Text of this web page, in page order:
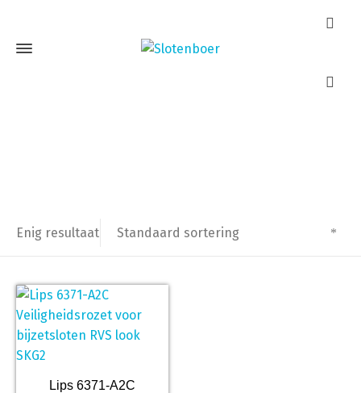
Enig resultaat Standaard sortering
Lips 6371-A2C